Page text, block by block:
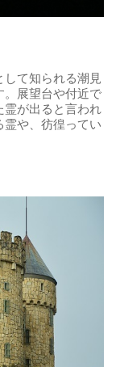
して知られる潮見
。展望台や付近で
霊が出ると言われ
や、彷徨ってい